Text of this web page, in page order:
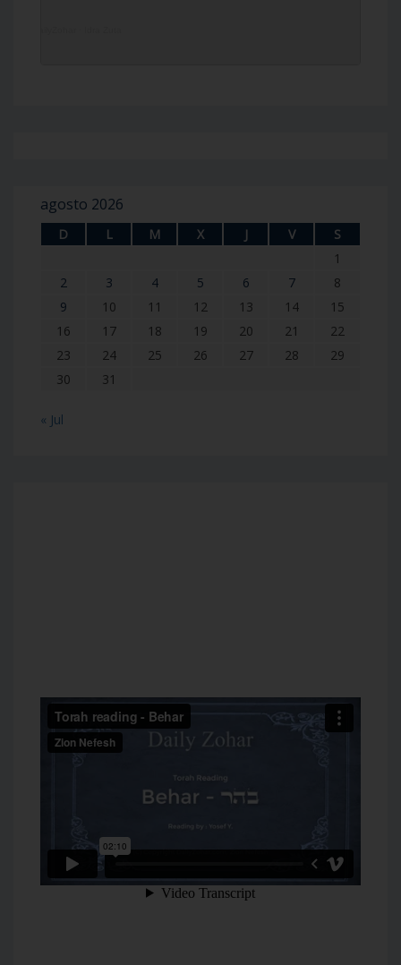
agosto 2026
D L M X J V
S
1
2
3 4 5 6 7
8
9
10 11 12 13 14
15
16
17 18 19 20 21
22
23
24 25 26 27 28
29
30
31
« Jul